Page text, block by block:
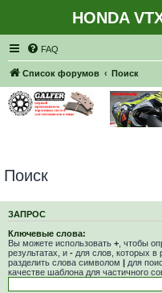
HONDA
FAQ
Список форумов Поиск
Поиск
ЗАПРОС
Ключевые слова:
Вы можете использовать + , чтобы
результатах, и - для слов, которых в
разделить слова символом
для
качестве шаблона для частичного